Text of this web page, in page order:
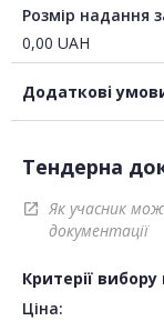
Розмір надання
0,00 UAH
Додаткові
Тендерна
open_in_new
Як учасник
документації
Критерії
Ціна: